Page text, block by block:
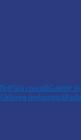
Fără cravatăGalerie
Odiseea pedagogică